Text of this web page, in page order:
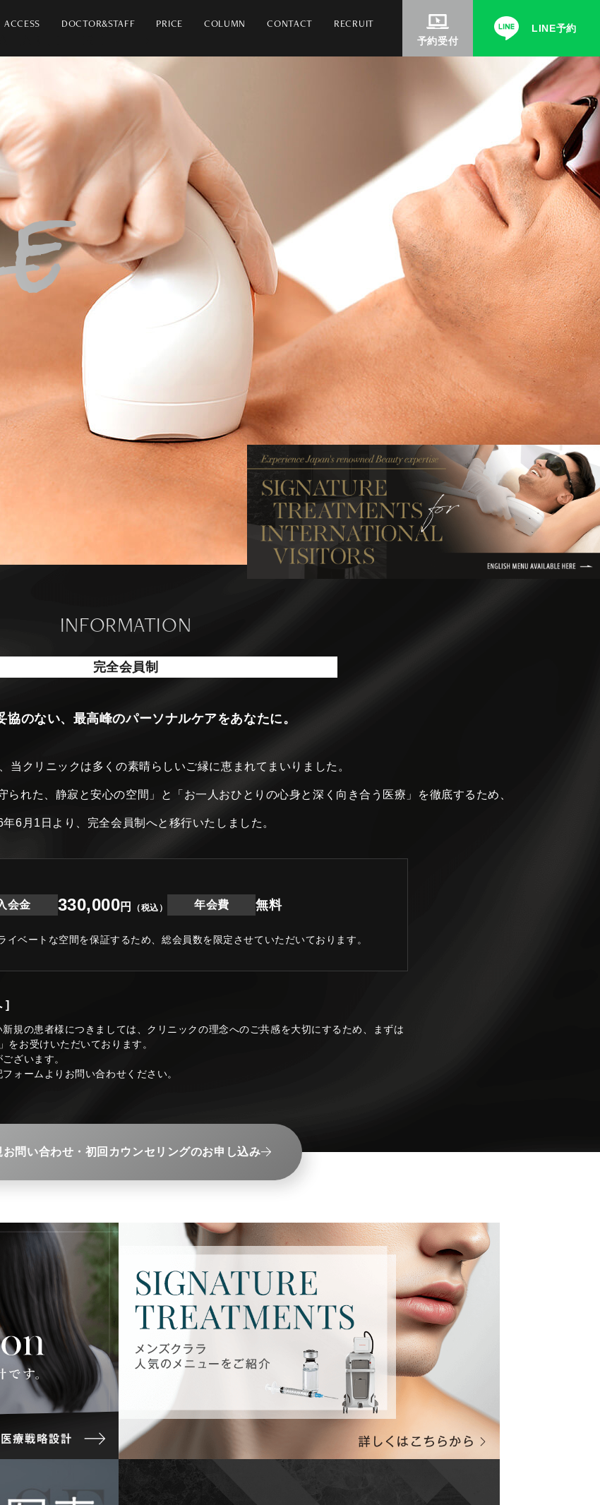
ACCESS DOCTOR&STAFF PRICE COLUMN CONTACT RECRUIT
予約受付
LINE予約
INFORMATION
完全会員制
協のない、最高峰のパーソナルケアをあなたに。
当クリニックは多くの素晴らしいご縁に恵まれてまいりました。
られた、静寂と安心の空間」と 「お一人おひとりの心身と深く向き合う医療」を徹底するため、
年6月1日より、完全会員制へと移行いたしました。
会金 330,000円 （税込） 年会費 無料
ベートな空間を保証するため、 総会員数を限定させていただいております。
]
新規の患者様につきましては、クリニックの理念へのご共感を大切にするため、まずは
をお受けいただいております。
ざいます。
ォームよりお問い合わせください。
お問い合わせ・初回カウンセリングのお申し込み